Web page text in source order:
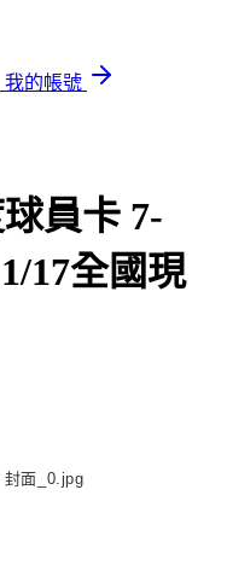
我的帳號
員卡 7-
17全國現